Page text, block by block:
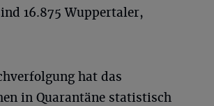
16.875 Wuppertaler,
hat das
in Quarantäne statistisch